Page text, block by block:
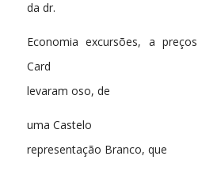
da dr.
Economia excursões, a
Card
levaram oso, de
uma Castelo
representação Branco, que